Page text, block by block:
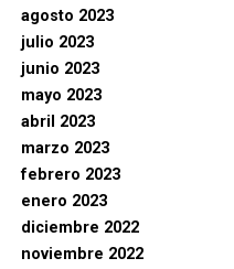
agosto 2023
julio 2023
junio 2023
mayo 2023
abril 2023
marzo 2023
febrero 2023
enero 2023
diciembre 2022
noviembre 2022